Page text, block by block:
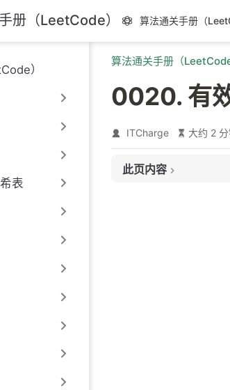
册（LeetCode） 算法通关手册（
）
表
算法通关手册（LeetCode
0020. 有
ITCharge 大约 2
此页内容